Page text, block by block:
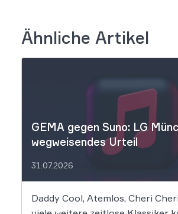
Ähnliche Artikel
GEMA gegen Suno: LG
wegweisendes Urteil
31.07.2026
Daddy Cool, Atemlos, Cheri